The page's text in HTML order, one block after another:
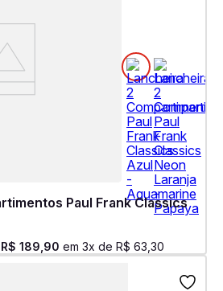
Paul Frank Classics
R$ 189 90 em 3x de R$ 63 30